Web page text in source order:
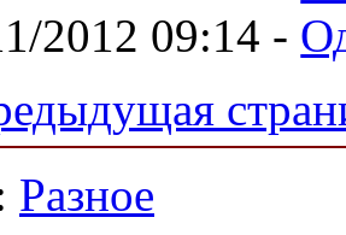
2012 09:14 -
Разное